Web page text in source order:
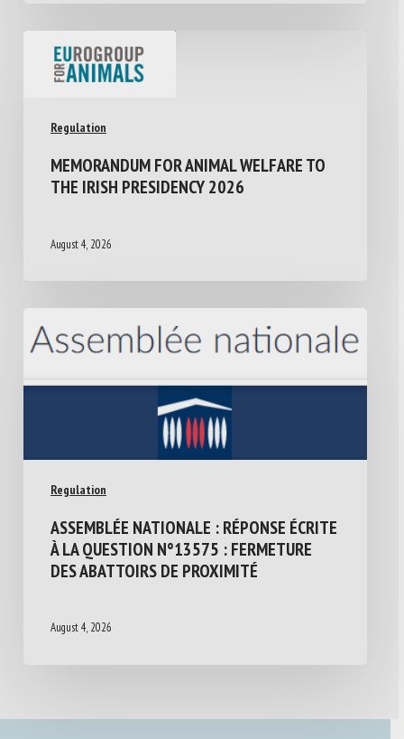
Regulation
MEMORANDUM FOR ANIMAL WELFARE TO
THE IRISH PRESIDENCY 2026
August 4, 2026
Regulation
ASSEMBLÉE NATIONALE : RÉPONSE ÉCRITE
À LA QUESTION N°13575 : FERMETURE
DES ABATTOIRS DE PROXIMITÉ
August 4, 2026